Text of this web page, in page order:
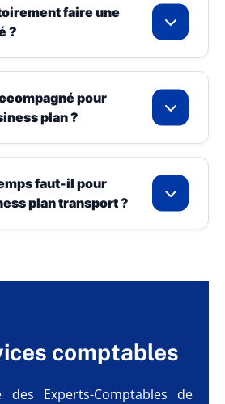
faire une
?
pour
plan ?
faut-il pour
plan transport ?
comptables
des Experts-Comptables de